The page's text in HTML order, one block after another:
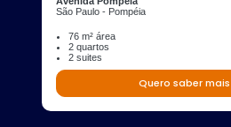
São Paulo - Pompéia
76 m² área
2 quartos
2 suites
Quero saber mais